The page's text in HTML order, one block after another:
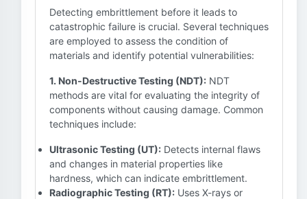
Detecting embrittlement before it leads to
catastrophic failure is crucial. Several techniques
are employed to assess the condition of
materials and identify potential vulnerabilities:
1. Non-Destructive Testing (NDT): NDT
methods are vital for evaluating the integrity of
components without causing damage. Common
techniques include:
Ultrasonic Testing (UT): Detects internal flaws
and changes in material properties like
hardness, which can indicate embrittlement.
Radiographic Testing (RT): Uses X-rays or